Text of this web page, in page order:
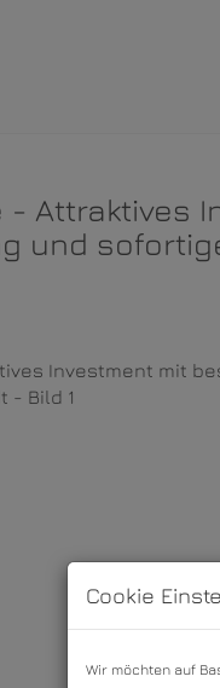
-
und
Cookie
Wir möchten auf